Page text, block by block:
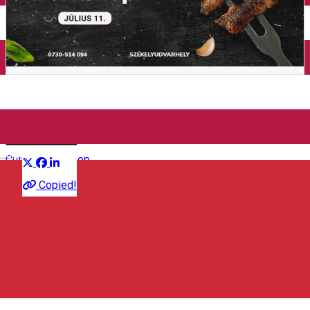
English
Închirieri auto
Închirieri de biciclete
Copied!
CulinarWorkshop